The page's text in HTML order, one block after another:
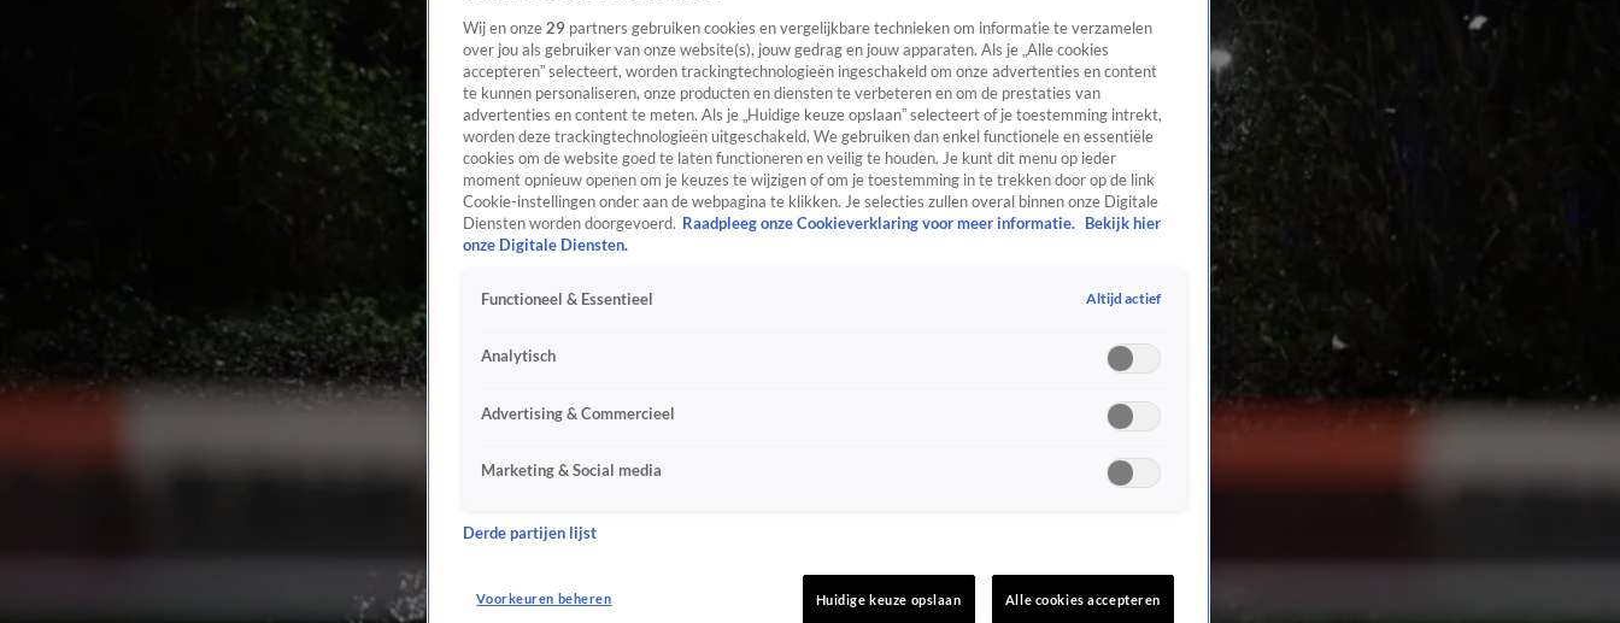
Wij en onze 29 partners gebruiken cookies en vergelijkbare technieken om informatie te verzamelen
over jou als gebruiker van onze website(s), jouw gedrag en jouw apparaten. Als je „Alle cookies
accepteren” selecteert, worden trackingtechnologieën ingeschakeld om onze advertenties en content
te kunnen personaliseren, onze producten en diensten te verbeteren en om de prestaties van
advertenties en content te meten. Als je „Huidige keuze opslaan” selecteert of je toestemming intrekt,
worden deze trackingtechnologieën uitgeschakeld. We gebruiken dan enkel functionele en essentiële
cookies om de website goed te laten functioneren en veilig te houden. Je kunt dit menu op ieder
moment opnieuw openen om je keuzes te wijzigen of om je toestemming in te trekken door op de link
Cookie-instellingen onder aan de webpagina te klikken. Je selecties zullen overal binnen onze Digitale
Diensten worden doorgevoerd. Raadpleeg onze Cookieverklaring voor meer informatie. Bekijk hier
onze Digitale Diensten.
Functioneel & Essentieel Altijd actief
Analytisch
Advertising & Commercieel
Marketing & Social media
Derde partijen lijst
Voorkeuren beheren Huidige keuze opslaan Alle cookies accepteren